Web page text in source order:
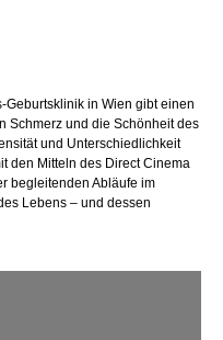
Geburtsklinik in Wien gibt einen
Schmerz und die Schönheit des
und Unterschiedlichkeit
den Mitteln des Direct Cinema
begleitenden Abläufe im
Lebens – und dessen